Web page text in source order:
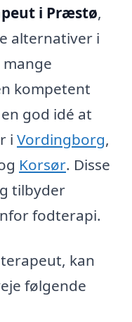
i Præstø,
alternativer i
kompetent
god idé at
i Vordingborg,
Korsør. Disse
tilbyder
fodterapi.
kan
følgende